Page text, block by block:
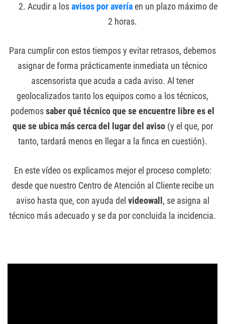
Acudir a losavisos por averíaen un plazo máximo de
2 horas.
Para cumplir con estos tiempos y evitar retrasos, debemos
asignar de forma prácticamente inmediata un técnico
ascensorista que acuda a cada aviso. Al tener
geolocalizados tanto los equipos como a los técnicos,
podemossaber qué técnico que se encuentre libre es el
que se ubica más cerca del lugar del aviso (y el que, por
tanto, tardará menos en llegar a la finca en cuestión).
En este vídeo os explicamos mejor el proceso completo:
desde que nuestro Centro de Atención al Cliente recibe un
aviso hasta que, con ayuda del videowall , se asigna al
técnico más adecuado y se da por concluida la incidencia.